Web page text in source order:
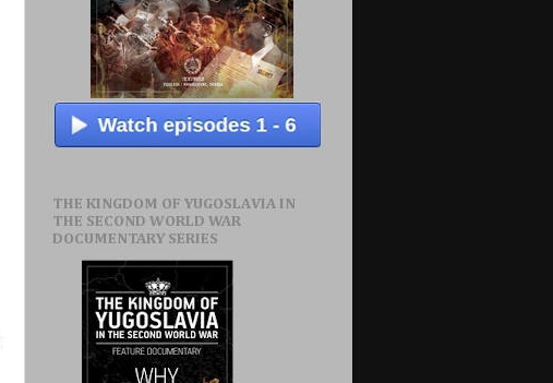
THE KINGDOM OF YUGOSLAVIA IN
THE SECOND WORLD WAR
DOCUMENTARY SERIES